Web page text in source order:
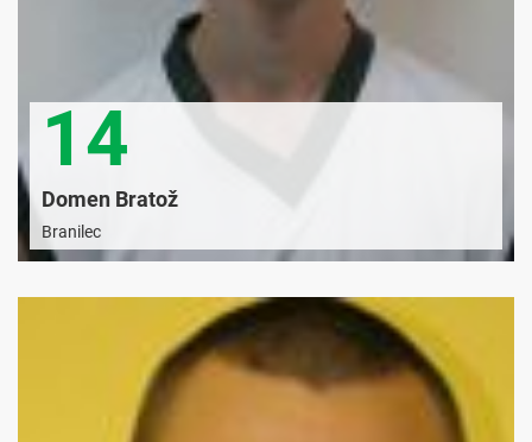
14
Domen Bratož
Branilec